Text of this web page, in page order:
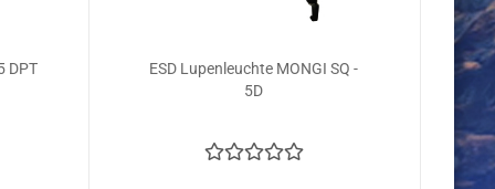
DPT
ESD Lupenleuchte MONGI SQ -
5D